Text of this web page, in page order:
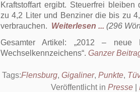
Kraftstoffart ergibt. Steuerfrei
zu 4,2 Liter und Benziner die bis zu
verbrauchen. Weiterlesen ... (296
Gesamter Artikel:
2012 – neue
Wechselkennzeichens . Ganzer
Tags:Flensburg, Gigaliner, Punkte,
Veröffentlicht in Presse|